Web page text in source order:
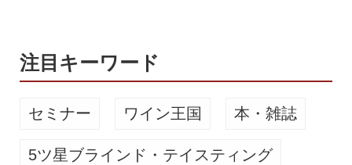
るよう工...
注目キーワード
セミナー ワイン王国 本・雑誌
5ツ星ブラインド・テイスティング